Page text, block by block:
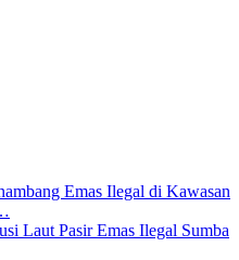
Emas Ilegal di Kawasan
Laut Pasir Emas Ilegal Sumba